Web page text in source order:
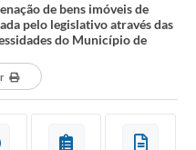
de bens imóveis de
pelo legislativo através das
do Município de